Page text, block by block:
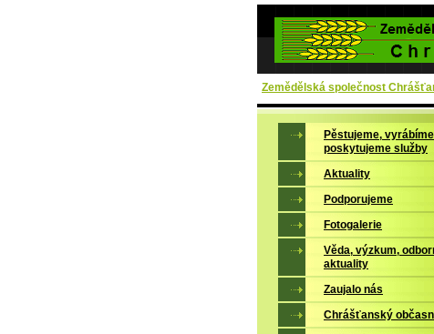
Zemědělská společnost
Pěstujeme,
poskytujeme služby
Aktuality
Podporujeme
Fotogalerie
Věda, výzkum,
aktuality
Zaujalo nás
Chrášťanský